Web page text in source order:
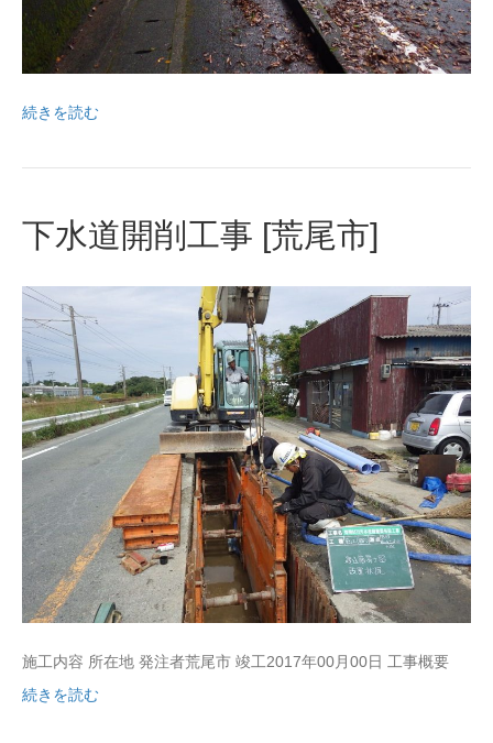
続きを読む
下水道開削工事 [荒尾市]
施工内容 所在地 発注者荒尾市 竣工2017年00月00日 工事概要
続きを読む